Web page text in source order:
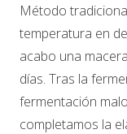
Método
temperatura en
acabo una
días. Tras la
fermentación
completamos la